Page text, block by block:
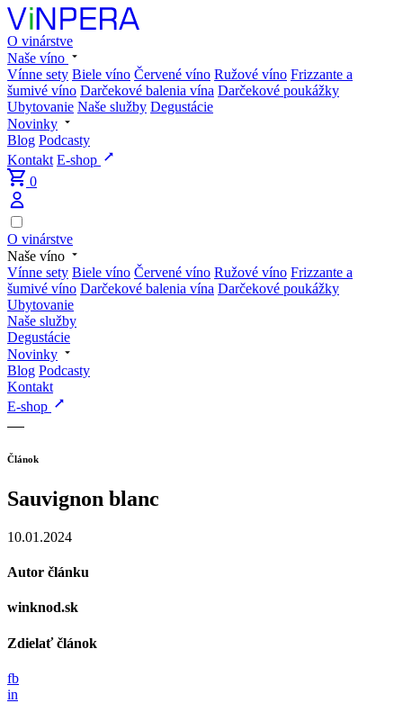
O vinárstve
Naše víno
Vínne sety Biele víno Červené víno Ružové víno Frizzante a
šumivé víno Darčekové balenia vína Darčekové poukážky
Ubytovanie Naše služby Degustácie
Novinky
Blog Podcasty
Kontakt E-shop
0
O vinárstve
Naše víno
Vínne sety Biele víno Červené víno Ružové víno Frizzante a
šumivé víno Darčekové balenia vína Darčekové poukážky
Ubytovanie
Naše služby
Degustácie
Novinky
Blog Podcasty
Kontakt
E-shop
Článok
Sauvignon blanc
10.01.2024
Autor článku
winknod.sk
Zdielať článok
fb
in